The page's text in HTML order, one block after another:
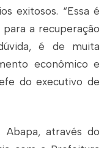
exitosos. “Essa é
a recuperação
é de muita
econômico e
do executivo de
através do